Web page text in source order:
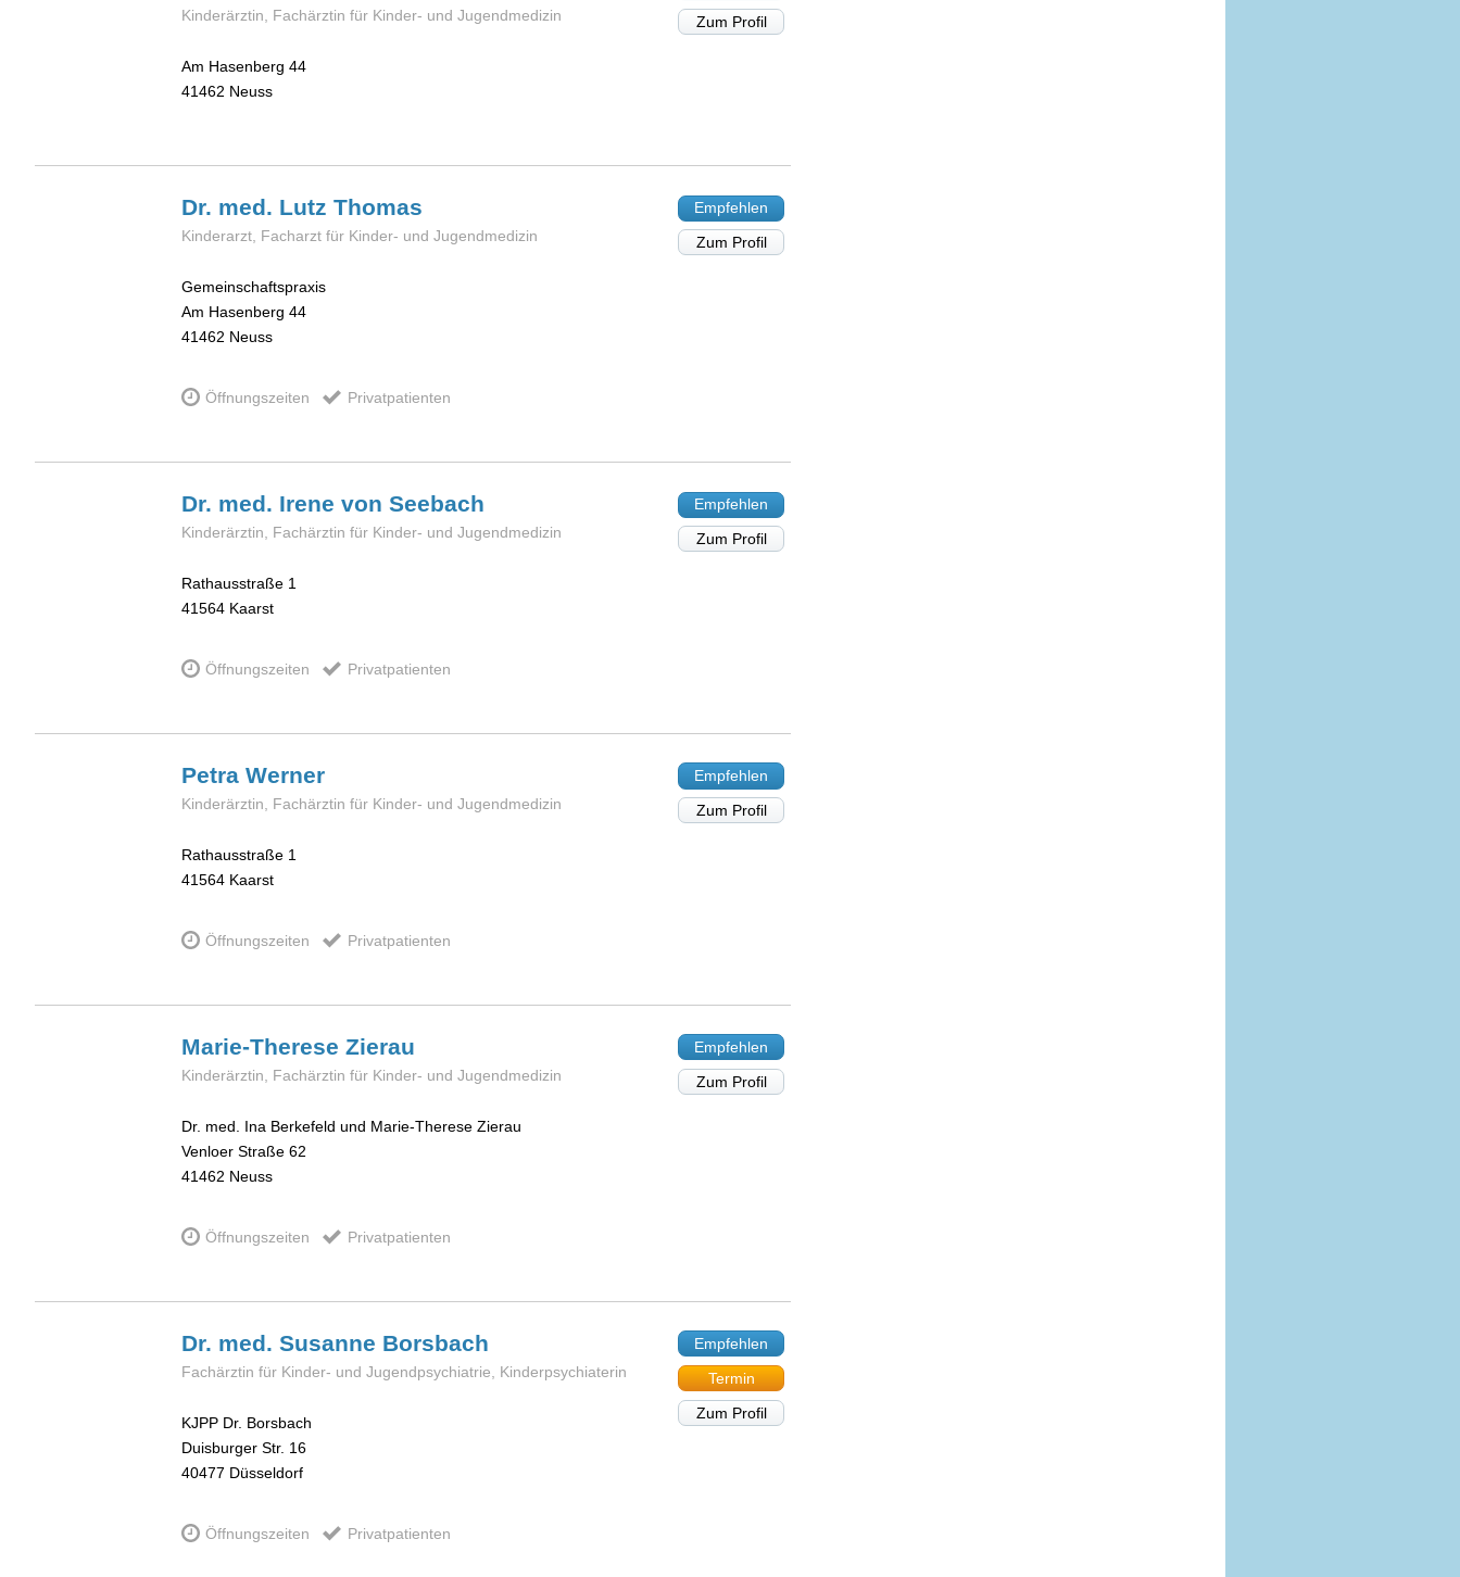
Kinderärztin, Fachärztin für Kinder- und Jugendmedizin
Am Hasenberg 44
41462 Neuss
Zum Profil
Dr. med. Lutz Thomas
Kinderarzt, Facharzt für Kinder- und Jugendmedizin
Gemeinschaftspraxis
Am Hasenberg 44
41462 Neuss
Öffnungszeiten Privatpatienten
Empfehlen
Zum Profil
Dr. med. Irene von Seebach
Kinderärztin, Fachärztin für Kinder- und Jugendmedizin
Rathausstraße 1
41564 Kaarst
Öffnungszeiten Privatpatienten
Empfehlen
Zum Profil
Petra Werner
Kinderärztin, Fachärztin für Kinder- und Jugendmedizin
Rathausstraße 1
41564 Kaarst
Öffnungszeiten Privatpatienten
Empfehlen
Zum Profil
Marie-Therese Zierau
Kinderärztin, Fachärztin für Kinder- und Jugendmedizin
Dr. med. Ina Berkefeld und Marie-Therese Zierau
Venloer Straße 62
41462 Neuss
Öffnungszeiten Privatpatienten
Empfehlen
Zum Profil
Dr. med. Susanne Borsbach
Fachärztin für Kinder- und Jugendpsychiatrie, Kinderpsychiaterin
KJPP Dr. Borsbach
Duisburger Str. 16
40477 Düsseldorf
Öffnungszeiten Privatpatienten
Empfehlen
Termin
Zum Profil